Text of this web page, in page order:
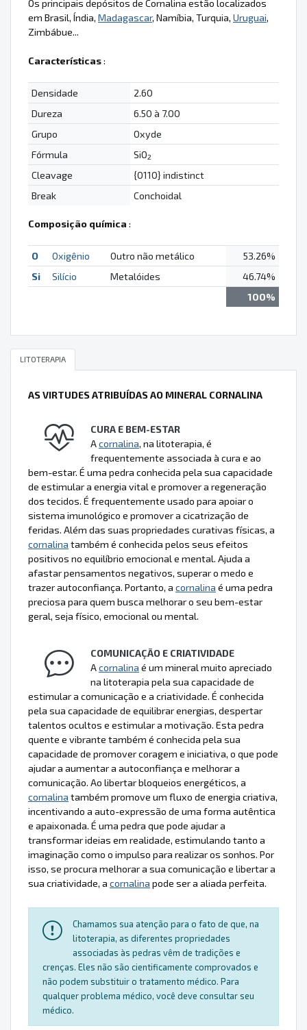
Os principais depósitos de Cornalina estão localizados
em Brasil, Índia, Madagascar, Namíbia, Turquia, Uruguai,
Zimbábue...
Características:
Densidade
2.60
Dureza
6.50 à 7.00
Grupo
Oxyde
Fórmula
SiO2
Cleavage
{0110} indistinct
Break
Conchoidal
Composição química :
O Oxigênio Outro não metálico
53.26%
Si
Silício Metalóides
46.74%
100%
LITOTERAPIA
AS VIRTUDES ATRIBUÍDAS AO MINERAL CORNALINA
CURA E BEM-ESTAR
Acornalina, na litoterapia, é
frequentemente associada à cura e ao
bem-estar. É uma pedra conhecida pela sua capacidade
de estimular a energia vital e promover a regeneração
dos tecidos. É frequentemente usado para apoiar o
sistema imunológico e promover a cicatrização de
feridas. Além das suas propriedades curativas físicas, a
cornalina também é conhecida pelos seus efeitos
positivos no equilíbrio emocional e mental. Ajuda a
afastar pensamentos negativos, superar o medo e
trazer autoconfiança. Portanto, a cornalina é uma pedra
preciosa para quem busca melhorar o seu bem-estar
geral, seja físico, emocional ou mental.
COMUNICAÇÃO E CRIATIVIDADE
Acornalina é um mineral muito apreciado
na litoterapia pela sua capacidade de
estimular a comunicação e a criatividade. É conhecida
pela sua capacidade de equilibrar energias, despertar
talentos ocultos e estimular a motivação. Esta pedra
quente e vibrante também é conhecida pela sua
capacidade de promover coragem e iniciativa, o que pode
ajudar a aumentar a autoconfiança e melhorar a
comunicação. Ao libertar bloqueios energéticos, a
cornalina também promove um fluxo de energia criativa,
incentivando a auto-expressão de uma forma autêntica
e apaixonada. É uma pedra que pode ajudar a
transformar ideias em realidade, estimulando tanto a
imaginação como o impulso para realizar os sonhos. Por
isso, se procura melhorar a sua comunicação e libertar a
sua criatividade, a cornalina pode ser a aliada perfeita.
Chamamos sua atenção para o fato de que, na
litoterapia, as diferentes propriedades
associadas às pedras vêm de tradições e
crenças. Eles não são cientificamente comprovados e
não podem substituir o tratamento médico. Para
qualquer problema médico, você deve consultar seu
médico.